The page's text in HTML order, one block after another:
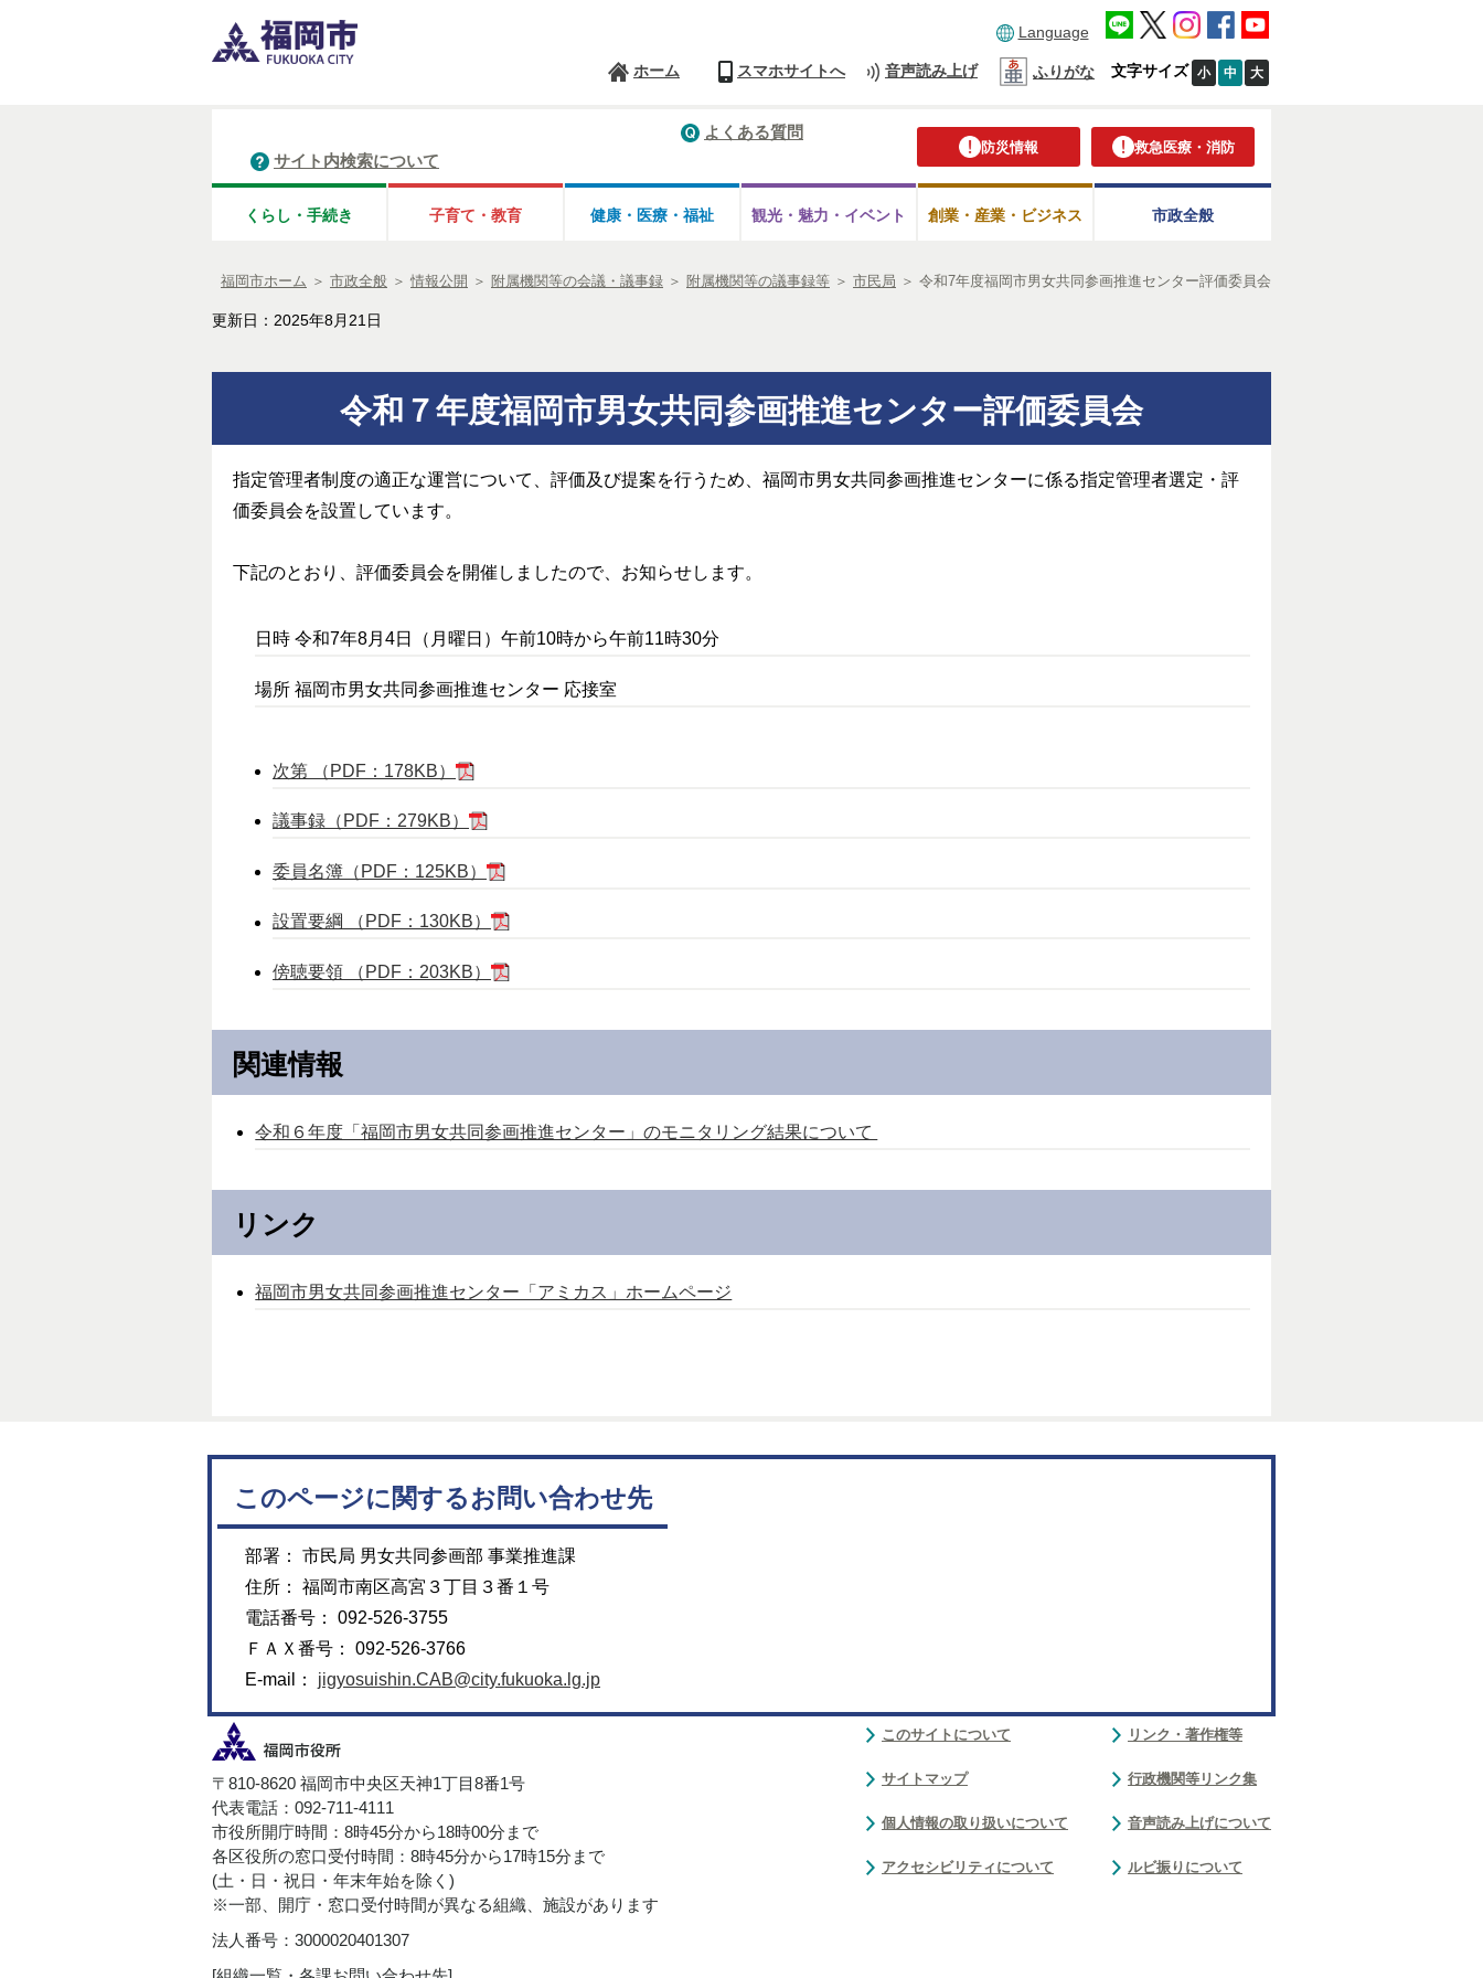
Language
ホーム スマホサイトへ 音声読み上げ ふりがな 文字サイズ 小 中 大
防災情報 救急医療・消防
よくある質問
サイト内検索について
くらし・手続き 子育て・教育 健康・医療・ 福祉 観光・魅力・ イベント 創業・産業・ビジネス 市政全般
福岡市ホーム ＞ 市政全般 ＞ 情報公開 ＞ 附属機関等の会議・議事録 ＞ 附属機関等の議事録等 ＞ 市民局 ＞ 令和7年度福岡市男女共同参画推進センター評価委員会
更新日：2025年8月21日
令和７年度福岡市男女共同参画推進センター評価委員会
指定管理者制度の適正な運営について、評価及び提案を行うため、福岡市男女共同参画推進センターに係る指定管理者選定・評
価委員会を設置しています。
下記のとおり、評価委員会を開催しましたので、お知らせします。
日時 令和7年8月4日（月曜日）午前10時から午前11時30分
場所 福岡市男女共同参画推進センター 応接室
次第 （PDF：178KB）
議事録（PDF：279KB）
委員名簿（PDF：125KB）
設置要綱 （PDF：130KB）
傍聴要領 （PDF：203KB）
関連情報
令和６年度「福岡市男女共同参画推進センター」のモニタリング結果について
リンク
福岡市男女共同参画推進センター「アミカス」ホームページ
このページに関するお問い合わせ先
部署： 市民局 男女共同参画部 事業推進課
住所： 福岡市南区高宮３丁目３番１号
電話番号： 092-526-3755
ＦＡＸ番号： 092-526-3766
E-mail： jigyosuishin.CAB@city.fukuoka.lg.jp
〒810-8620 福岡市中央区天神1丁目8番1号
代表電話：092-711-4111
市役所開庁時間：8時45分から18時00分まで
各区役所の窓口受付時間：8時45分から17時15分まで
(土・日・祝日・年末年始を除く)
※一部、開庁・窓口受付時間が異なる組織、施設があります
法人番号：3000020401307
このサイトについて
サイトマップ
個人情報の取り扱いについて
アクセシビリティについて
リンク・著作権等
行政機関等リンク集
音声読み上げについて
ルビ振りについて